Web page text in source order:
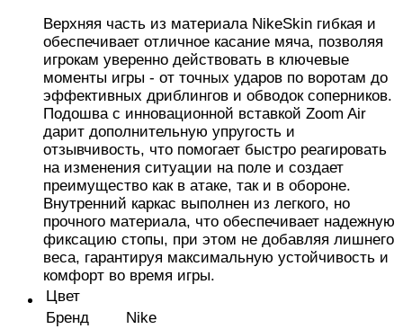
Верхняя часть из материала NikeSkin гибкая и
обеспечивает отличное касание мяча, позволяя
игрокам уверенно действовать в ключевые
моменты игры - от точных ударов по воротам до
эффективных дриблингов и обводок соперников.
Подошва с инновационной вставкой Zoom Air
дарит дополнительную упругость и
отзывчивость, что помогает быстро реагировать
на изменения ситуации на поле и создает
преимущество как в атаке, так и в обороне.
Внутренний каркас выполнен из легкого, но
прочного материала, что обеспечивает надежную
фиксацию стопы, при этом не добавляя лишнего
веса, гарантируя максимальную устойчивость и
комфорт во время игры.
Цвет
Бренд
Nike